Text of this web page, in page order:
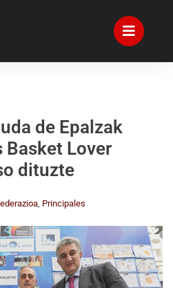
de Epalzak
Basket Lover
dituzte
, Principales